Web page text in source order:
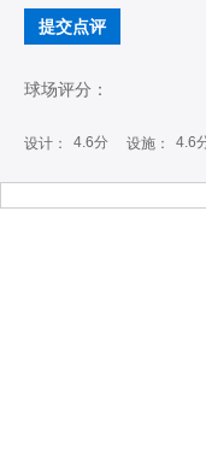
提交点评
球场评分：
设计： 4.6分 设施： 4.6